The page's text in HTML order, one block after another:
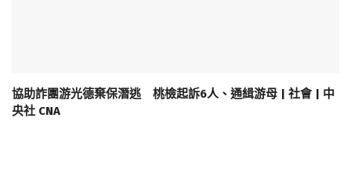
協助詐團游光德棄保潛逃 桃檢起訴6人、通緝游母 | 社會 | 中
央社 CNA